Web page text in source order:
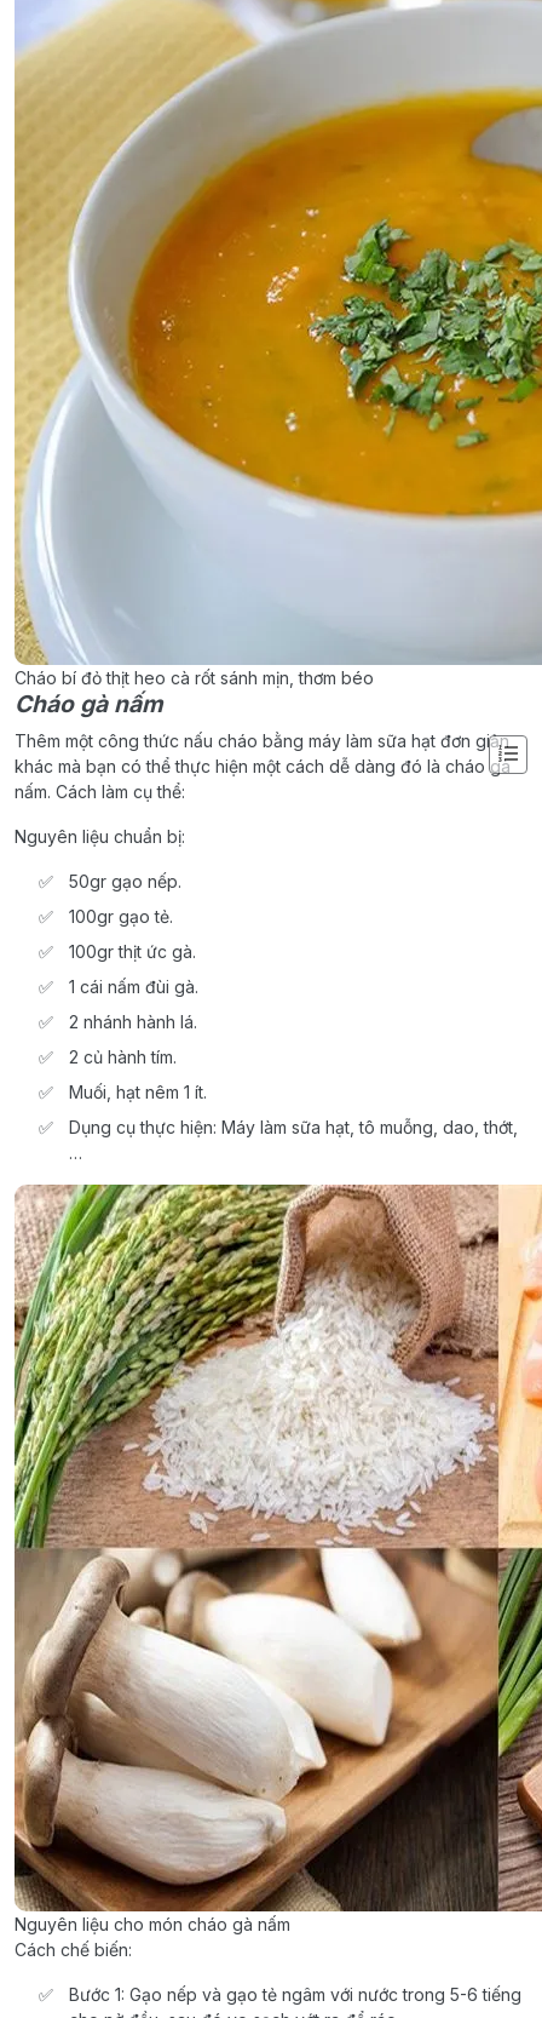
Cháo bí đỏ thịt heo cà rốt sánh mịn, thơm béo
Cháo gà nấm
Thêm một công thức nấu cháo bằng máy làm sữa hạt đơn giản
khác mà bạn có thể thực hiện một cách dễ dàng đó là cháo gà
nấm. Cách làm cụ thể:
Nguyên liệu chuẩn bị:
50gr gạo nếp.
100gr gạo tẻ.
100gr thịt ức gà.
1 cái nấm đùi gà.
2 nhánh hành lá.
2 củ hành tím.
Muối, hạt nêm 1 ít.
Dụng cụ thực hiện: Máy làm sữa hạt, tô muỗng, dao, thớt,
…
Nguyên liệu cho món cháo gà nấm
Cách chế biến:
Bước 1: Gạo nếp và gạo tẻ ngâm với nước trong 5-6 tiếng